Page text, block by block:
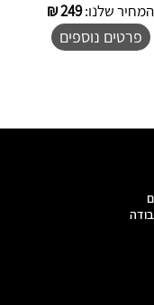
המחיר שלנו:249
₪
פרטים נוספים